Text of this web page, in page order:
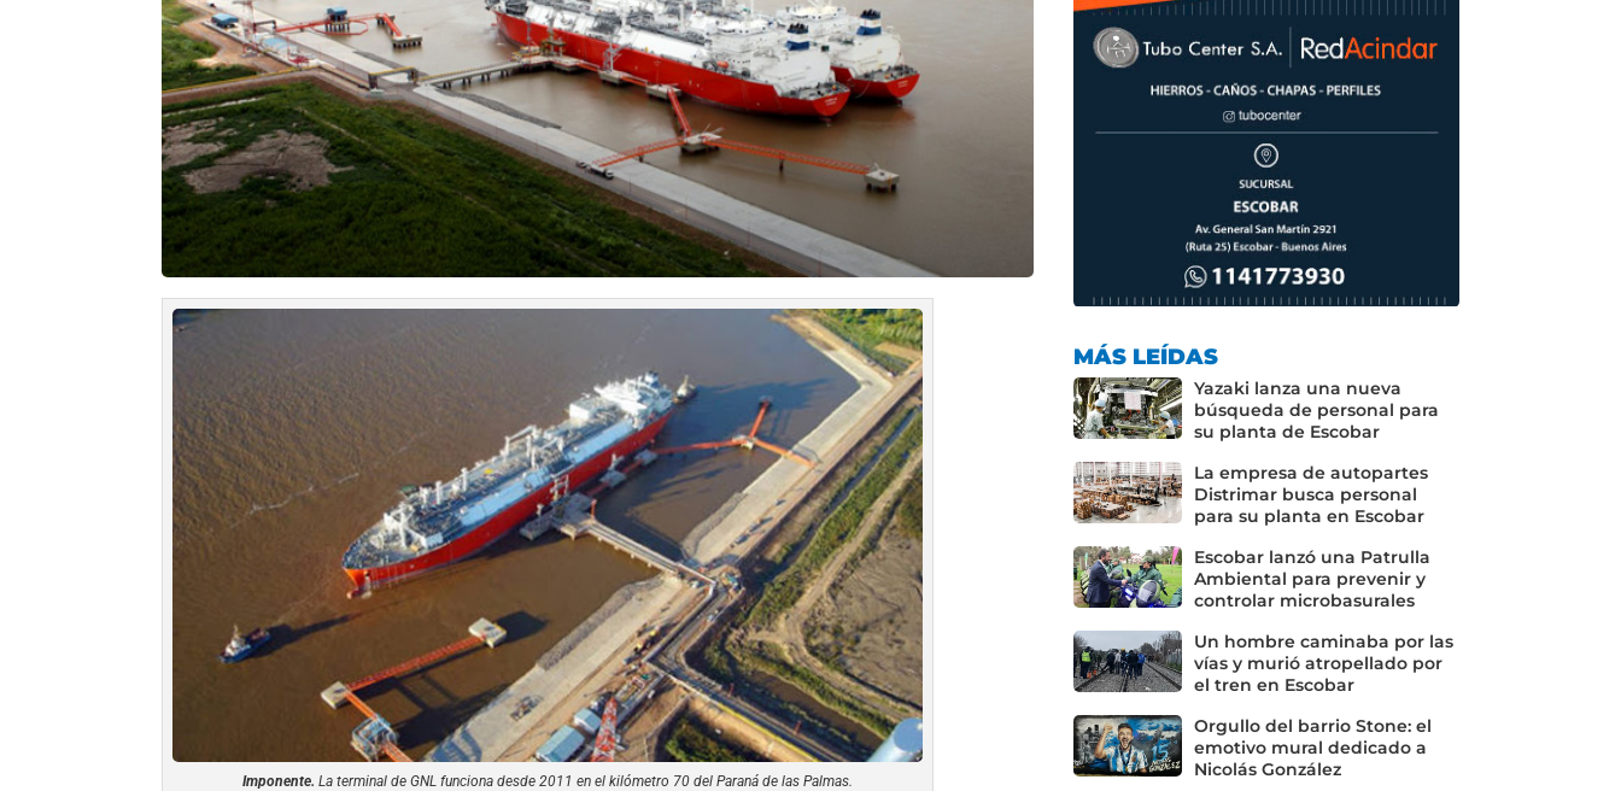
Imponente. La terminal de GNL funciona desde 2011 en el kilómetro 70 del Paraná de las Palmas.
MÁS LEÍDAS
Yazaki lanza una nueva
búsqueda de personal para
su planta de Escobar
La empresa de autopartes
Distrimar busca personal
para su planta en Escobar
Escobar lanzó una Patrulla
Ambiental para prevenir y
controlar microbasurales
Un hombre caminaba por las
vías y murió atropellado por
el tren en Escobar
Orgullo del barrio Stone: el
emotivo mural dedicado a
Nicolás González